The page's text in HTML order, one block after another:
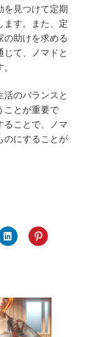
を見つけて定期
ます。また、定
の助けを求める
じて、ノマドと
のバランスと
ことが重要で
ることで、ノマ
のにすることが